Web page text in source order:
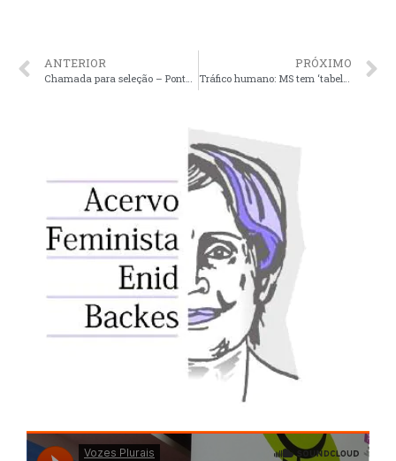
ANTERIOR
Chamada para seleção – Ponto de Cultura Feminista
PRÓXIMO
Tráfico humano: MS tem ‘tabela de preços’ para mulheres de acordo com a cor, diz especialista